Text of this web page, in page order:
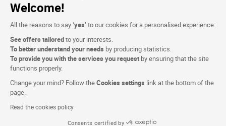
Welcome!
All the reasons to say ‘yes’ to our cookies for a personalised experience:
See offers tailoredto your interests.
To better understand your needs by producing statistics.
To provide you with the services you request by ensuring that the site
functions properly.
Change your mind? Follow theCookies settings link at the bottom of the
page.
Read the cookies policy
Consents certified by
Facebook
Instagram
Linkedin